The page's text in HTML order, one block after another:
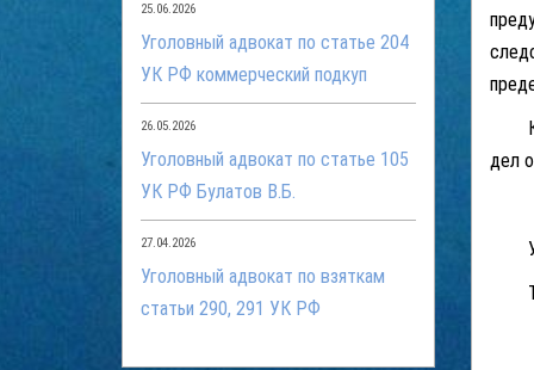
25.06.2026
Уголовный адвокат по статье 204
УК РФ коммерческий подкуп
26.05.2026
Уголовный адвокат по статье 105
УК РФ Булатов В.Б.
27.04.2026
Уголовный адвокат по взяткам
статьи 290, 291 УК РФ
дел